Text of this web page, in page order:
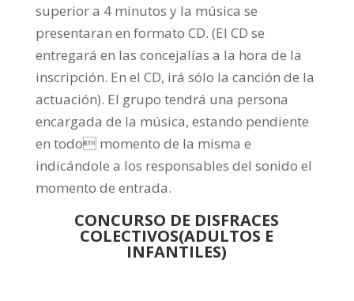
superior a 4 minutos y la música se
presentaran en formato CD. (El CD se
entregará en las concejalías a la hora de la
inscripción. En el CD, irá sólo la canción de la
actuación). El grupo tendrá una persona
encargada de la música, estando pendiente
en todo momento de la misma e
indicándole a los responsables del sonido el
momento de entrada.
CONCURSO DE DISFRACES
COLECTIVOS(ADULTOS E
INFANTILES)